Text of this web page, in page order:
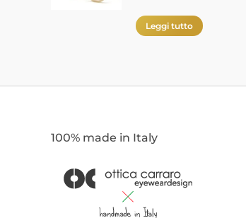
Leggi tutto
100% made in Italy